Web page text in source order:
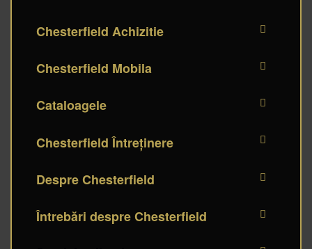
Chesterfield Achizitie
Chesterfield Mobila
Cataloagele
Chesterfield Întreținere
Despre Chesterfield
Întrebări despre Chesterfield